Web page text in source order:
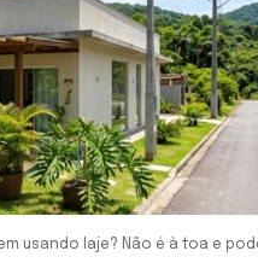
usando laje? Não é à toa e